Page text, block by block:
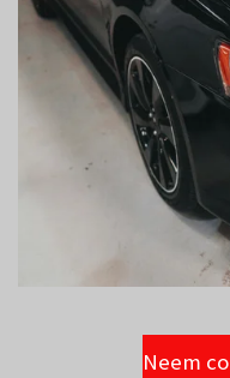
Neem